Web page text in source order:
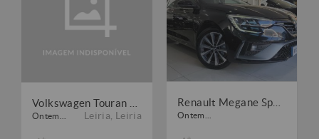
Ontem... Leiria Leiria Ontem...